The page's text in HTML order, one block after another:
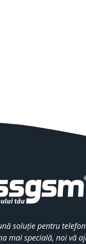
soluție pentru
mai specială, noi vă